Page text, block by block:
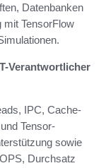
Datenbanken
mit TensorFlow
Verantwortlicher
IPC, Cache-
Tensor-
sowie
Durchsatz